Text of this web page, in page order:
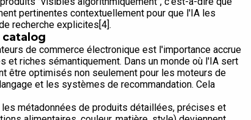
pertinentes contextuellement pour que l'IA les
recherche explicites[4].
de commerce électronique est l'importance accrue
et riches sémantiquement. Dans un monde où l'IA sert
être optimisés non seulement pour les moteurs de
et les systèmes de recommandation. Cela
les métadonnées de produits détaillées, précises et